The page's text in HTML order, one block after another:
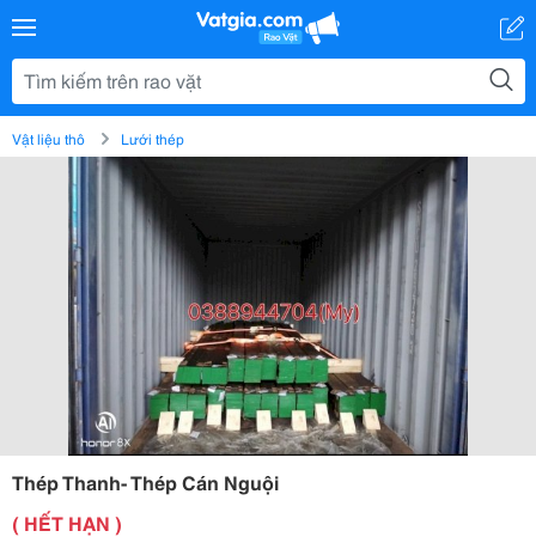
Vật liệu thô Lưới thép
Thép Thanh- Thép Cán Nguội
( HẾT HẠN )